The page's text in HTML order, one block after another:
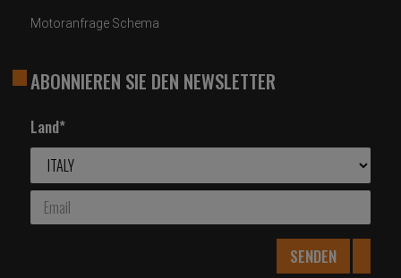
Motoranfrage Schema
ABONNIEREN SIE DEN NEWSLETTER
Land*
SENDEN